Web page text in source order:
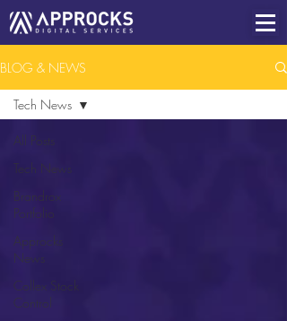
BLOG & NEWS
All Posts
Tech News
Brandrox
Portfolio
Approcks
News
Collex Stock
Control
Tech News